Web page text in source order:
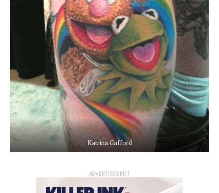
Katrina Gafford
ADVERTISEMENT